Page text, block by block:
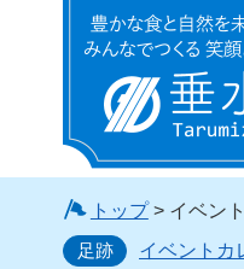
垂
トップ> イベン
足跡
イベントカ